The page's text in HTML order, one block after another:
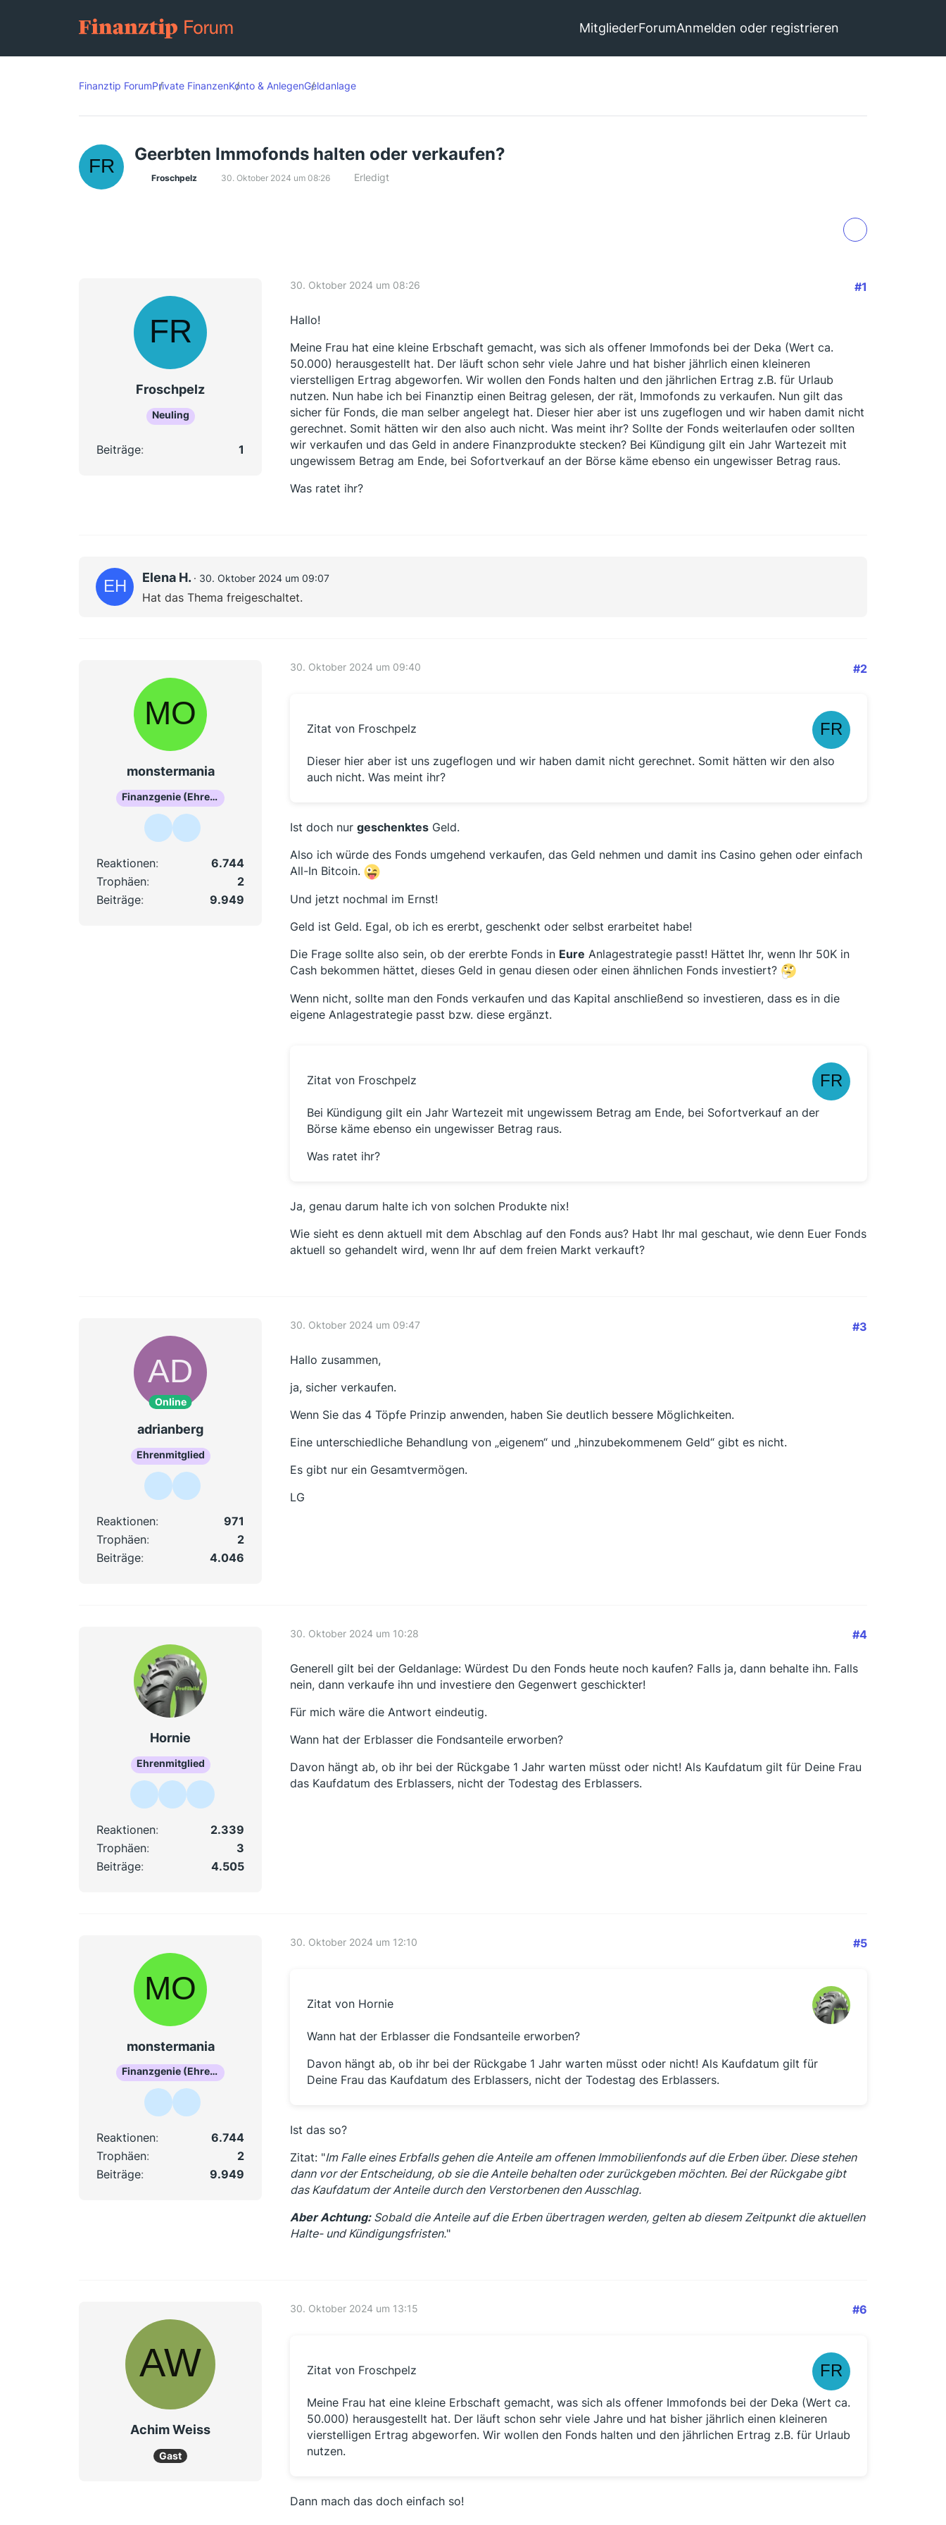
MitgliederForumAnmelden oder registrieren
Finanztip ForumPrivate FinanzenKonto & AnlegenGeldanlage
Geerbten Immofonds halten oder verkaufen?
Froschpelz 30. Oktober 2024 um 08:26 Erledigt
Froschpelz
Neuling
Beiträge 1
30. Oktober 2024 um 08:26 #1
Hallo!
Meine Frau hat eine kleine Erbschaft gemacht, was sich als offener Immofonds bei der Deka (Wert ca.
50.000) herausgestellt hat. Der läuft schon sehr viele Jahre und hat bisher jährlich einen kleineren
vierstelligen Ertrag abgeworfen. Wir wollen den Fonds halten und den jährlichen Ertrag z.B. für Urlaub
nutzen. Nun habe ich bei Finanztip einen Beitrag gelesen, der rät, Immofonds zu verkaufen. Nun gilt das
sicher für Fonds, die man selber angelegt hat. Dieser hier aber ist uns zugeflogen und wir haben damit nicht
gerechnet. Somit hätten wir den also auch nicht. Was meint ihr? Sollte der Fonds weiterlaufen oder sollten
wir verkaufen und das Geld in andere Finanzprodukte stecken? Bei Kündigung gilt ein Jahr Wartezeit mit
ungewissem Betrag am Ende, bei Sofortverkauf an der Börse käme ebenso ein ungewisser Betrag raus.
Was ratet ihr?
Elena H. 30. Oktober 2024 um 09:07
Hat das Thema freigeschaltet.
monstermania
Finanzgenie (Ehrenmitglied)
Reaktionen
6.744
Trophäen
2
Beiträge
9.949
30. Oktober 2024 um 09:40 #2
Zitat von Froschpelz
Dieser hier aber ist uns zugeflogen und wir haben damit nicht gerechnet. Somit hätten wir den also
auch nicht. Was meint ihr?
Ist doch nur geschenktes Geld.
Also ich würde des Fonds umgehend verkaufen, das Geld nehmen und damit ins Casino gehen oder einfach
All-In Bitcoin.
Und jetzt nochmal im Ernst!
Geld ist Geld. Egal, ob ich es ererbt, geschenkt oder selbst erarbeitet habe!
Die Frage sollte also sein, ob der ererbte Fonds in Eure Anlagestrategie passt! Hättet Ihr, wenn Ihr 50K in
Cash bekommen hättet, dieses Geld in genau diesen oder einen ähnlichen Fonds investiert?
Wenn nicht, sollte man den Fonds verkaufen und das Kapital anschließend so investieren, dass es in die
eigene Anlagestrategie passt bzw. diese ergänzt.
Zitat von Froschpelz
Bei Kündigung gilt ein Jahr Wartezeit mit ungewissem Betrag am Ende, bei Sofortverkauf an der
Börse käme ebenso ein ungewisser Betrag raus.
Was ratet ihr?
Ja, genau darum halte ich von solchen Produkte nix!
Wie sieht es denn aktuell mit dem Abschlag auf den Fonds aus? Habt Ihr mal geschaut, wie denn Euer Fonds
aktuell so gehandelt wird, wenn Ihr auf dem freien Markt verkauft?
Online
adrianberg
Ehrenmitglied
Reaktionen
971
Trophäen
2
Beiträge
4.046
30. Oktober 2024 um 09:47 #3
Hallo zusammen,
ja, sicher verkaufen.
Wenn Sie das 4 Töpfe Prinzip anwenden, haben Sie deutlich bessere Möglichkeiten.
Eine unterschiedliche Behandlung von „eigenem“ und „hinzubekommenem Geld“ gibt es nicht.
Es gibt nur ein Gesamtvermögen.
LG
Hornie
Ehrenmitglied
Reaktionen
2.339
Trophäen
3
Beiträge
4.505
30. Oktober 2024 um 10:28 #4
Generell gilt bei der Geldanlage: Würdest Du den Fonds heute noch kaufen? Falls ja, dann behalte ihn. Falls
nein, dann verkaufe ihn und investiere den Gegenwert geschickter!
Für mich wäre die Antwort eindeutig.
Wann hat der Erblasser die Fondsanteile erworben?
Davon hängt ab, ob ihr bei der Rückgabe 1 Jahr warten müsst oder nicht! Als Kaufdatum gilt für Deine Frau
das Kaufdatum des Erblassers, nicht der Todestag des Erblassers.
monstermania
Finanzgenie (Ehrenmitglied)
Reaktionen
6.744
Trophäen
2
Beiträge
9.949
30. Oktober 2024 um 12:10 #5
Zitat von Hornie
Wann hat der Erblasser die Fondsanteile erworben?
Davon hängt ab, ob ihr bei der Rückgabe 1 Jahr warten müsst oder nicht! Als Kaufdatum gilt für
Deine Frau das Kaufdatum des Erblassers, nicht der Todestag des Erblassers.
Ist das so?
Zitat: "Im Falle eines Erbfalls gehen die Anteile am offenen Immobilienfonds auf die Erben über. Diese stehen
dann vor der Entscheidung, ob sie die Anteile behalten oder zurückgeben möchten. Bei der Rückgabe gibt
das Kaufdatum der Anteile durch den Verstorbenen den Ausschlag.
Aber Achtung:Sobald die Anteile auf die Erben übertragen werden, gelten ab diesem Zeitpunkt die aktuellen
Halte- und Kündigungsfristen."
Achim Weiss
Gast
30. Oktober 2024 um 13:15 #6
Zitat von Froschpelz
Meine Frau hat eine kleine Erbschaft gemacht, was sich als offener Immofonds bei der Deka (Wert ca.
50.000) herausgestellt hat. Der läuft schon sehr viele Jahre und hat bisher jährlich einen kleineren
vierstelligen Ertrag abgeworfen. Wir wollen den Fonds halten und den jährlichen Ertrag z.B. für Urlaub
nutzen.
Dann mach das doch einfach so!